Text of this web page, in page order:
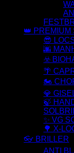
👑 PREMIUM
😎
🌆
☣️
🌴
🏍️
💎
🍃
✨ VG
🌳 X-
👓 BRILLER
ANTI